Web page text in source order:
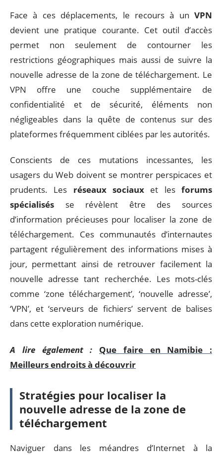
Face à ces déplacements, le recours à un VPN
devient une pratique courante. Cet outil d’accès
permet non seulement de contourner les
restrictions géographiques mais aussi de suivre la
nouvelle adresse de la zone de téléchargement. Le
VPN offre une couche supplémentaire de
confidentialité et de sécurité, éléments non
négligeables dans la quête de contenus sur des
plateformes fréquemment ciblées par les autorités.
Conscients de ces mutations incessantes, les
usagers du Web doivent se montrer perspicaces et
prudents. Les réseaux sociaux et lesforums
spécialisés se révèlent être des sources
d’information précieuses pour localiser la zone de
téléchargement. Ces communautés d’internautes
partagent régulièrement des informations mises à
jour, permettant ainsi de retrouver facilement la
nouvelle adresse tant recherchée. Les mots-clés
comme ‘zone téléchargement’, ‘nouvelle adresse’,
‘VPN’, et ‘serveurs de fichiers’ servent de balises
dans cette exploration numérique.
A lire également :
Que faire en Namibie :
Meilleurs endroits à découvrir
Stratégies pour localiser la
nouvelle adresse de la zone de
téléchargement
Naviguer dans les méandres d’Internet à la